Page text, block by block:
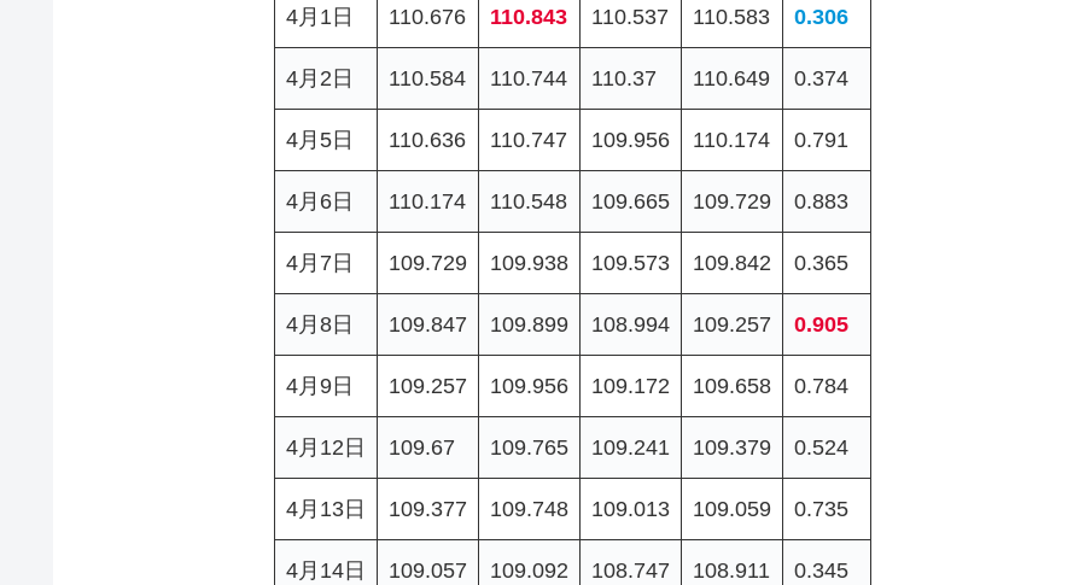
4月1日 110.676 110.843 110.537 110.583 0.306
4月2日 110.584 110.744 110.37 110.649 0.374
4月5日 110.636 110.747 109.956 110.174 0.791
4月6日 110.174 110.548 109.665 109.729 0.883
4月7日 109.729 109.938 109.573 109.842 0.365
4月8日 109.847 109.899 108.994 109.257 0.905
4月9日 109.257 109.956 109.172 109.658 0.784
4月12日 109.67 109.765 109.241 109.379 0.524
4月13日 109.377 109.748 109.013 109.059 0.735
4月14日 109.057 109.092 108.747 108.911 0.345